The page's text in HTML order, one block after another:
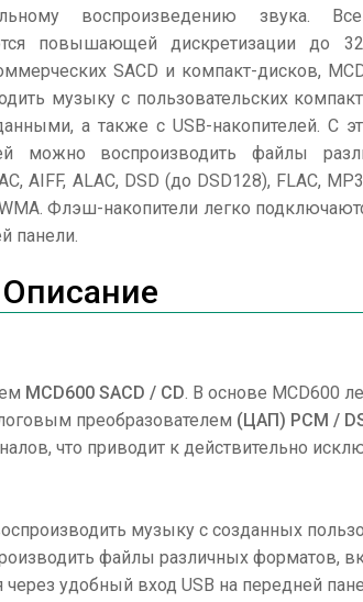
воспроизведению звука.
повышающей дискретизации до
SACD и компакт-дисков,
музыку с пользовательских
а также с USB-накопителей. С
можно воспроизводить файлы
AIFF, ALAC, DSD (до DSD128), FLAC,
Флэш-накопители легко
панели.
Описание
MCD600 SACD / CD. В основе MCD600
преобразователем (ЦАП) PCM /
что приводит к действительно
музыку с созданных
файлы различных форматов,
удобный вход USB на передней